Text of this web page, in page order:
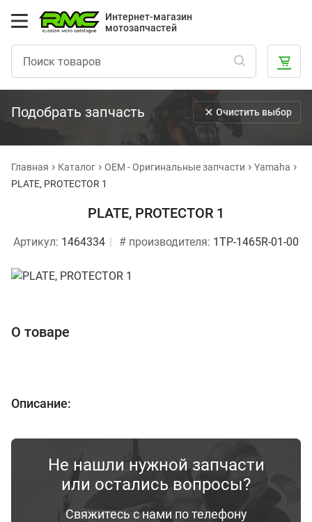
Интернет-магазин
мотозапчастей
Подобрать запчасть Очистить выбор
Главная Каталог OEM - Оригинальные запчасти
Yamaha
PLATE, PROTECTOR 1
PLATE, PROTECTOR 1
Артикул: 1464334 # производителя: 1TP-1465R-01-00
О товаре
Описание:
Не нашли нужной запчасти
или остались вопросы?
Свяжитесь с нами по телефону